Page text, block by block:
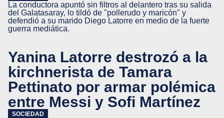
La conductora apuntó sin filtros al delantero tras su salida
del Galatasaray, lo tildó de "pollerudo y maricón" y
defendió a su marido Diego Latorre en medio de la fuerte
guerra mediática.
Yanina Latorre destrozó a la
kirchnerista de Tamara
Pettinato por armar polémica
entre Messi y Sofi Martínez
SOCIEDAD